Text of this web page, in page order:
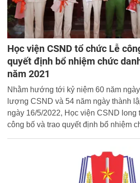
Học viện CSND tổ chức Lễ
quyết định bổ nhiệm chức
năm 2021
Nhằm hướng tới kỷ niệm 60 năm
lượng CSND và 54 năm ngày thành
ngày 16/5/2022, Học viện CSND long
công bố và trao quyết định bổ nhiệm